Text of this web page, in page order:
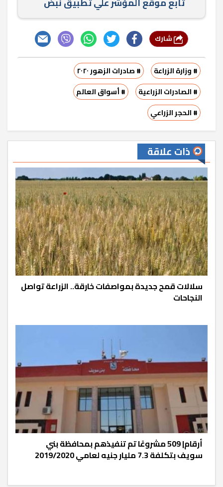
# وزارة الزراعة
# صادرات الزهور ٢٠٢٠
# الصادرات الزراعية
# أسواق العالم
# الحجر الزراعي
ذات علاقة
سلالات قمح جديدة بمواصفات خارقة.. الزراعة تواصل
النجاحات
أرقام| 509 مشروعًا تم تنفيذهم بمحافظة بني
سويف بتكلفة 7.3 مليار جنيه لعامي 2019/2020